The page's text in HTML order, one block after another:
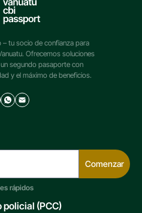
– tu socio de confianza para
Ofrecemos soluciones
segundo pasaporte con
y el máximo de beneficios.
Comenzar
rápidos
(PCC)